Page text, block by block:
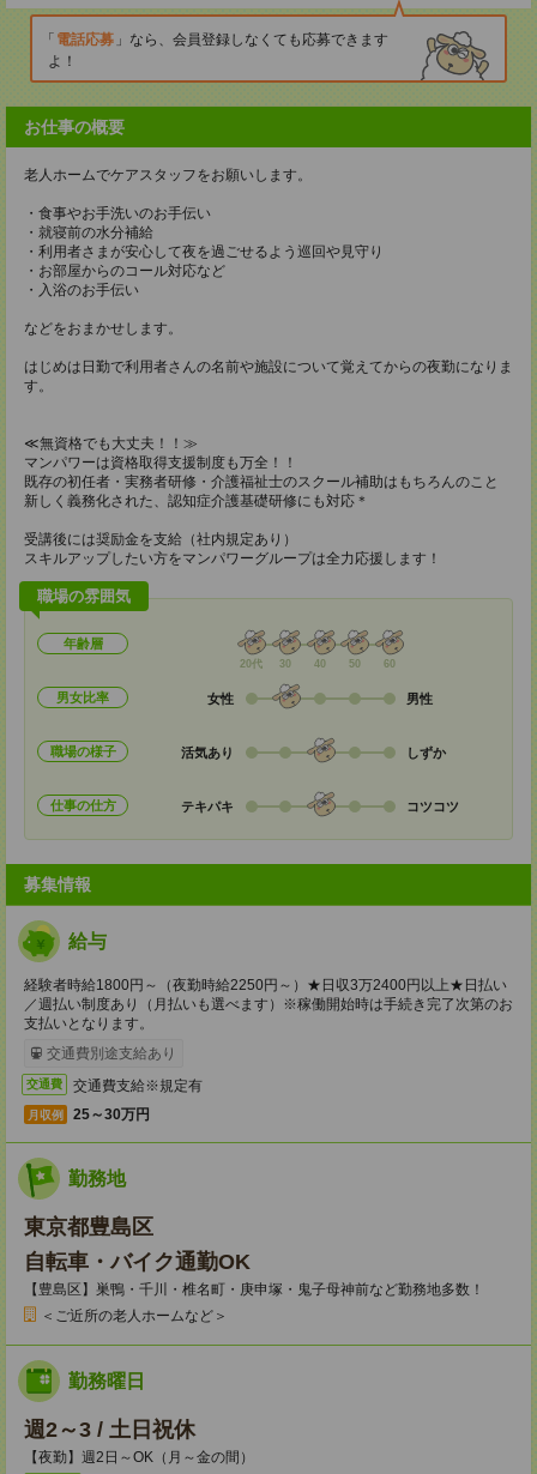
電話応募
なら、会員登録しなくても応募できます
よ！
お仕事の概要
老人ホームでケアスタッフをお願いします。
・食事やお手洗いのお手伝い
・就寝前の水分補給
・利用者さまが安心して夜を過ごせるよう巡回や見守り
・お部屋からのコール対応など
・入浴のお手伝い
などをおまかせします。
はじめは日勤で利用者さんの名前や施設について覚えてからの夜勤になりま
す。
≪無資格でも大丈夫！！≫
マンパワーは資格取得支援制度も万全！！
既存の初任者・実務者研修・介護福祉士のスクール補助はもちろんのこと
新しく義務化された、認知症介護基礎研修にも対応＊
受講後には奨励金を支給（社内規定あり）
スキルアップしたい方をマンパワーグループは全力応援します！
職場の雰囲気
年齢層
20代 30 40 50 60
男女比率 女性 男性
職場の様子 活気あり しずか
仕事の仕方 テキパキ コツコツ
募集情報
給与
経験者時給1800円～（夜勤時給2250円～）★日収3万2400円以上★日払い
／週払い制度あり（月払いも選べます）※稼働開始時は手続き完了次第のお
支払いとなります。
交通費別途支給あり
交通費 交通費支給※規定有
月収例 25～30万円
勤務地
東京都豊島区
自転車・バイク通勤OK
【豊島区】巣鴨・千川・椎名町・庚申塚・鬼子母神前など勤務地多数！
＜ご近所の老人ホームなど＞
勤務曜日
週2～3 / 土日祝休
【夜勤】週2日～OK（月～金の間）